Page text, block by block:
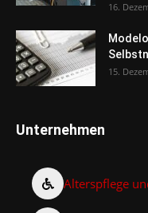
16.
15.
Unternehmen
Alterspflege